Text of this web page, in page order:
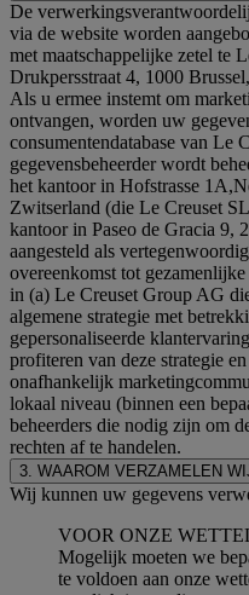
De
via de website worden
met maatschappelijke zetel te
Drukpersstraat 4, 1000
Als u ermee instemt om
ontvangen, worden uw
consumentendatabase van Le
gegevensbeheerder wordt
het kantoor in Hofstrasse
Zwitserland (die Le Creuset
kantoor in Paseo de Gracia 9,
aangesteld als
overeenkomst tot
in (a) Le Creuset Group AG
algemene strategie met
gepersonaliseerde
profiteren van deze strategie
onafhankelijk
lokaal niveau (binnen een
beheerders die nodig zijn om
rechten af te handelen.
3. WAAROM VERZAMELEN
Wij kunnen uw gegevens
VOOR ONZE
Mogelijk moeten we
te voldoen aan onze